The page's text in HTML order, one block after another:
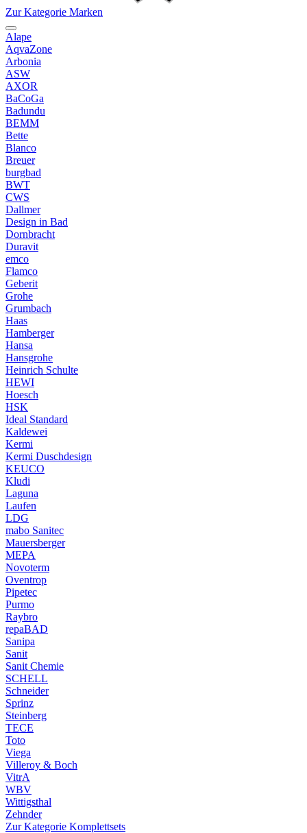
Zur Kategorie Marken
Alape
AqvaZone
Arbonia
ASW
AXOR
BaCoGa
Badundu
BEMM
Bette
Blanco
Breuer
burgbad
BWT
CWS
Dallmer
Design in Bad
Dornbracht
Duravit
emco
Flamco
Geberit
Grohe
Grumbach
Haas
Hamberger
Hansa
Hansgrohe
Heinrich Schulte
HEWI
Hoesch
HSK
Ideal Standard
Kaldewei
Kermi
Kermi Duschdesign
KEUCO
Kludi
Laguna
Laufen
LDG
mabo Sanitec
Mauersberger
MEPA
Novoterm
Oventrop
Pipetec
Purmo
Raybro
repaBAD
Sanipa
Sanit
Sanit Chemie
SCHELL
Schneider
Sprinz
Steinberg
TECE
Toto
Viega
Villeroy & Boch
VitrA
WBV
Wittigsthal
Zehnder
Zur Kategorie Komplettsets